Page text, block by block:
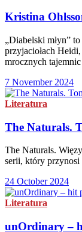
Kristina
„Diabelski młyn”
przyjaciołach
mrocznych
7 November 2024
Literatura
The Naturals.
The Naturals.
serii, który
24 October 2024
Literatura
unOrdinary –